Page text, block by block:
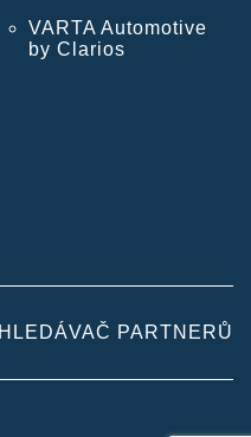
VARTA Automotive
by Clarios
PARTNERŮ